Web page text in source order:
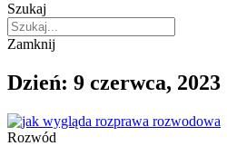
Szukaj
Zamknij
Dzień: 9 czerwca, 2023
Rozwód